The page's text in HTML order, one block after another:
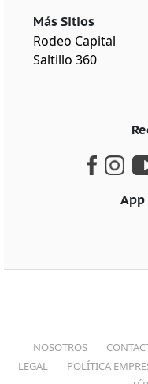
Más Sitios
Rodeo Capital
Saltillo 360
NOSOTROS
LEGAL
POLÍTICA